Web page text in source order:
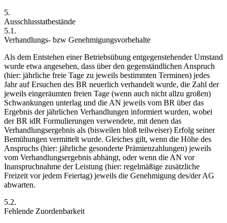
5.
Ausschlusstatbestände
5.1.
Verhandlungs- bzw Genehmigungsvorbehalte
Als dem Entstehen einer Betriebsübung entgegenstehender Umstand
wurde etwa angesehen, dass über den gegenständlichen Anspruch
(hier: jährliche freie Tage zu jeweils bestimmten Terminen) jedes
Jahr auf Ersuchen des BR neuerlich verhandelt wurde, die Zahl der
jeweils eingeräumten freien Tage (wenn auch nicht allzu großen)
Schwankungen unterlag und die AN jeweils vom BR über das
Ergebnis der jährlichen Verhandlungen informiert wurden, wobei
der BR idR Formulierungen verwendete, mit denen das
Verhandlungsergebnis als (bisweilen bloß teilweiser) Erfolg seiner
Bemühungen vermittelt wurde. Gleiches gilt, wenn die Höhe des
Anspruchs (hier: jährliche gesonderte Prämienzahlungen) jeweils
vom Verhandlungsergebnis abhängt, oder wenn die AN vor
Inanspruchnahme der Leistung (hier: regelmäßige zusätzliche
Freizeit vor jedem Feiertag) jeweils die Genehmigung des/der AG
abwarten.
5.2.
Fehlende Zuordenbarkeit